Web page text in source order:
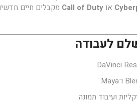
אוCall of Duty מקבלים חיים
לעבודה